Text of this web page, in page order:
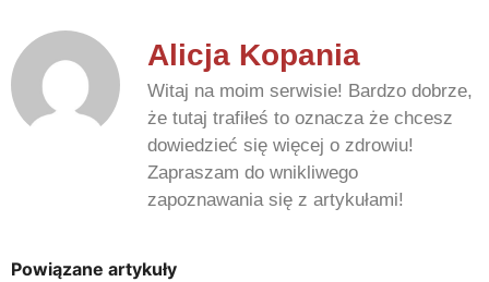
Alicja Kopania
Witaj na moim serwisie! Bardzo dobrze,
że tutaj trafiłeś to oznacza że chcesz
dowiedzieć się więcej o zdrowiu!
Zapraszam do wnikliwego
zapoznawania się z artykułami!
Powiązane artykuły